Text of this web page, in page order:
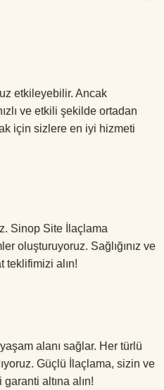
etkileyebilir. Ancak
ve etkili şekilde ortadan
için sizlere en iyi hizmeti
Sinop Site İlaçlama
oluşturuyoruz. Sağlığınız ve
teklifimizi alın!
alanı sağlar. Her türlü
Güçlü İlaçlama, sizin ve
altına alın!